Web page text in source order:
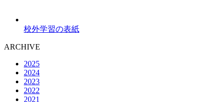
校外学習の表紙
ARCHIVE
2025
2024
2023
2022
2021